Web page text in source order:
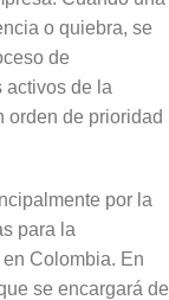
o quiebra, se
de
activos de la
orden de prioridad
por la
para la
Colombia. En
se encargará de